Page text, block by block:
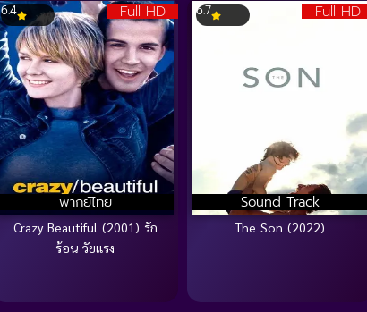
Full HD
พากย์ไทย
6.4
Crazy Beautiful (2001) รัก
ร้อน วัยแรง
Full HD
Sound Track
6.7
The Son (2022)